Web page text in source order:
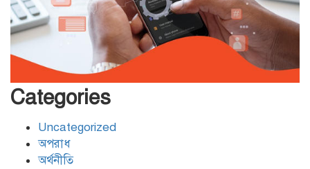
বিদ্যুৎ,জ্বালানি প্রতিমন্ত্রী রামপাল তাপ
বিদ্যুৎকেন্দ্র পরিদর্শনে করেন
বেনাপোল চেকপোস্ট দিয়ে ভারতে
পাচার হওয়া ২০ নারী-শিশুকে ফেরত
Categories
Uncategorized
অপরাধ
অর্থনীতি